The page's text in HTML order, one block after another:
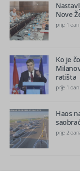
Nove
prije 1 dan
Ko je
ratišta
prije 1 dan
Haos
prije 2